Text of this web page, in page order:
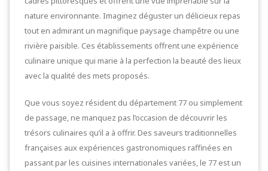
nature environnante. Imaginez déguster un délicieux repas
tout en admirant un magnifique paysage champêtre ou une
rivière paisible. Ces établissements offrent une expérience
culinaire unique qui marie à la perfection la beauté des lieux
avec la qualité des mets proposés.
Que vous soyez résident du département 77 ou simplement
de passage, ne manquez pas l’occasion de découvrir les
trésors culinaires qu’il a à offrir. Des saveurs traditionnelles
françaises aux expériences gastronomiques raffinées en
passant par les cuisines internationales variées, le 77 est un